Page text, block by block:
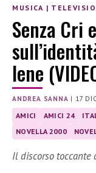
MUSICA |
Senza Cri
Iene
ANDREA SANNA | 17
AMICI AMICI 24
NOVELLA 2000
Il discorso toccante